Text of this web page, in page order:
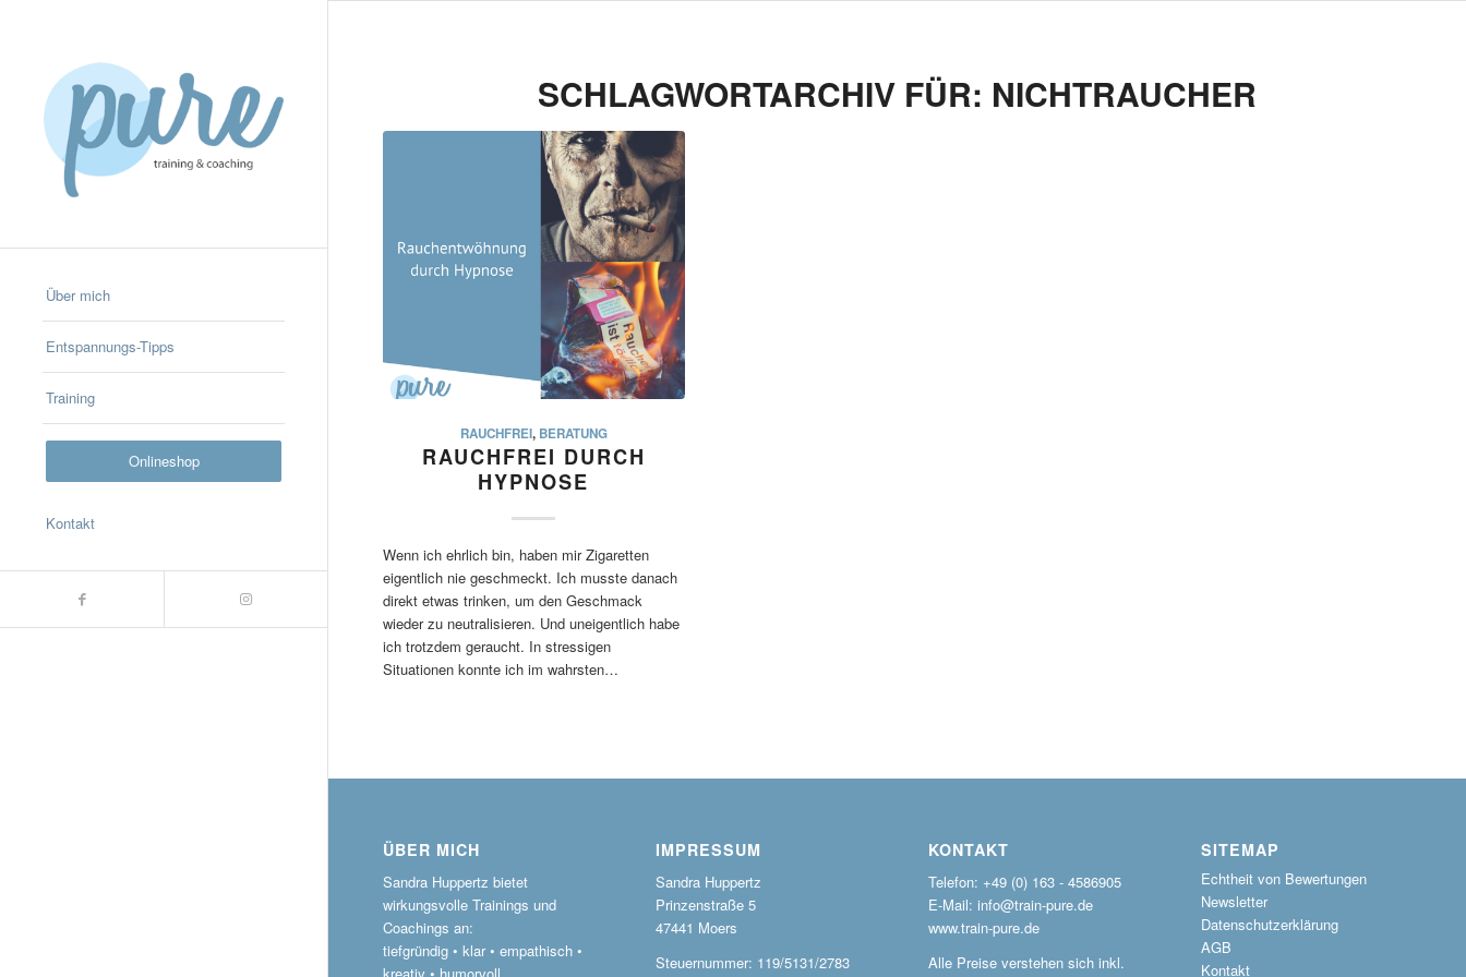
Über mich
Entspannungs-Tipps
Training
Onlineshop
Kontakt
SCHLAGWORTARCHIV FÜR: NICHTRAUCHER
RAUCHFREI, BERATUNG
RAUCHFREI DURCH
HYPNOSE
Wenn ich ehrlich bin, haben mir Zigaretten
eigentlich nie geschmeckt. Ich musste danach
direkt etwas trinken, um den Geschmack
wieder zu neutralisieren. Und uneigentlich habe
ich trotzdem geraucht. In stressigen
Situationen konnte ich im wahrsten…
ÜBER MICH
Sandra Huppertz bietet
wirkungsvolle Trainings und
Coachings an:
tiefgründig • klar • empathisch •
IMPRESSUM
Sandra Huppertz
Prinzenstraße 5
47441 Moers
Steuernummer: 119/5131/2783
KONTAKT
Telefon: +49 (0) 163 - 4586905
E-Mail: info@train-pure.de
www.train-pure.de
Alle Preise verstehen sich inkl.
SITEMAP
Echtheit von Bewertungen
Newsletter
Datenschutzerklärung
AGB
Kontakt